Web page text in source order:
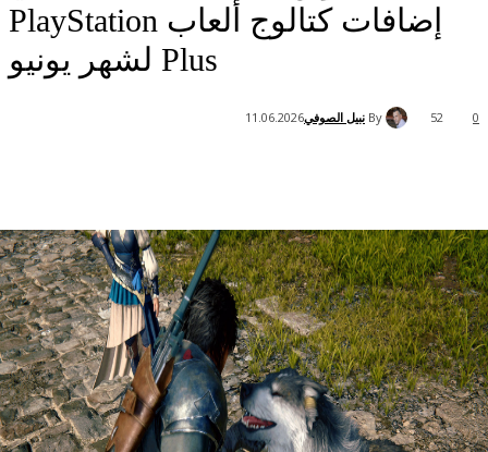
إضافات كتالوج ألعاب PlayStation
By نبيل الصوفي11.06.2026